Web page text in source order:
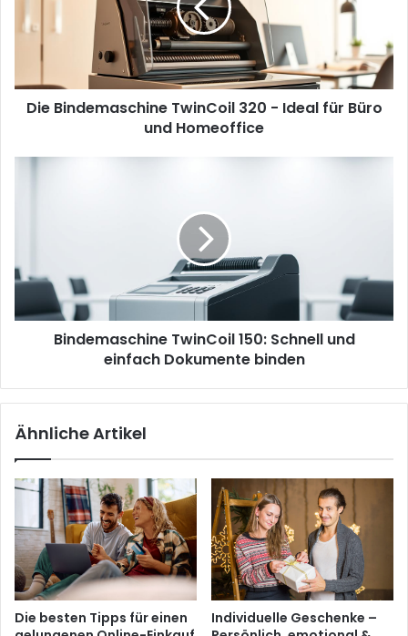
Ideal
und
Homeoffice
Die Bindemaschine TwinCoil 320 - Ideal für Büro
und Homeoffice
Dokumente
Bindemaschine TwinCoil 150: Schnell und
einfach Dokumente binden
Ähnliche Artikel
Die besten Tipps für einen
Individuelle Geschenke –